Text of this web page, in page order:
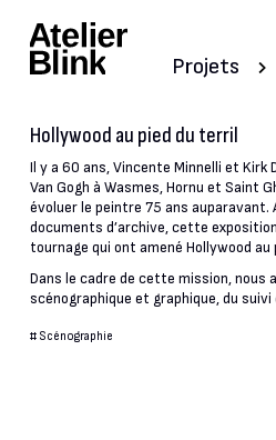
Projets
Hollywood au pied du terril
Il y a 60 ans, Vincente Minnelli et Kirk
Van Gogh à Wasmes, Hornu et Saint
évoluer le peintre 75 ans
documents d’archive, cette
tournage qui ont amené Hollywood au
Dans le cadre de cette mission, nous
scénographique et graphique, du
# Scénographie